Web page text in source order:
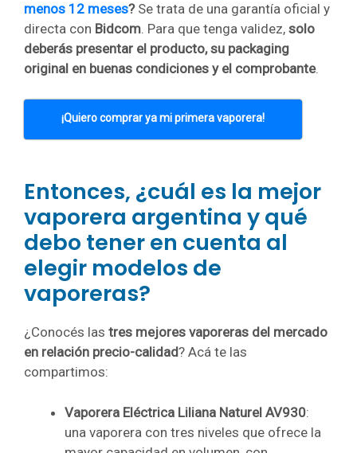
menos 12 meses?Se trata de una garantía oficial y
directa con Bidcom. Para que tenga validez, solo
deberás presentar el producto, su packaging
original en buenas condiciones y el comprobante.
¡Quiero comprar ya mi primera vaporera!
Entonces, ¿cuál es la mejor
vaporera argentina y qué
debo tener en cuenta al
elegir modelos de
vaporeras?
¿Conocés las tres mejores vaporeras del mercado
en relación precio-calidad? Acá te las
compartimos:
Vaporera Eléctrica Liliana Naturel AV930:
una vaporera con tres niveles que ofrece la